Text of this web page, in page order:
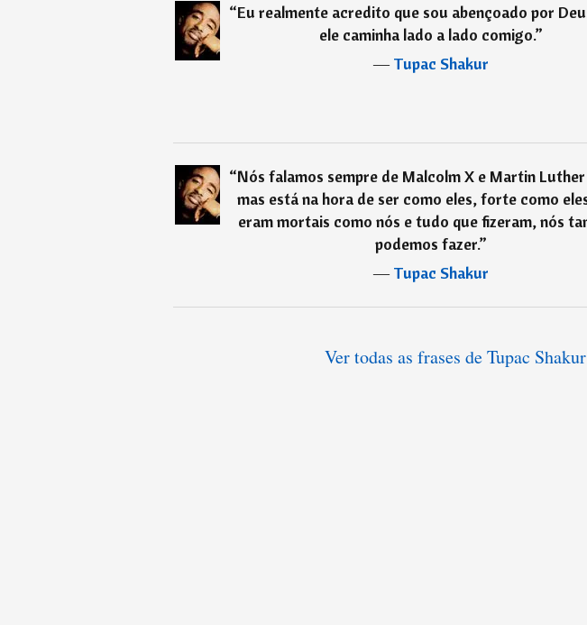
“Eu realmente acredito que sou abençoado por
ele caminha lado a lado comigo.”
―Tupac Shakur
“Nós falamos sempre de Malcolm X e Martin Luther
mas está na hora de ser como eles, forte como
eram mortais como nós e tudo que fizeram, nós
podemos fazer.”
―Tupac Shakur
Ver todas as frases de Tupac Shakur